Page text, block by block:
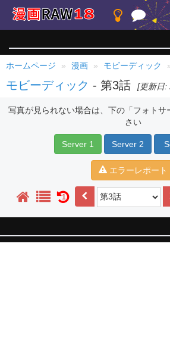
ホームページ 漫画 モビーディック
モビーディック - 第3話 [更新日:
写真が見られない場合は、下の「フォト
さい
Server 1 Server 2
エラーレポート
1